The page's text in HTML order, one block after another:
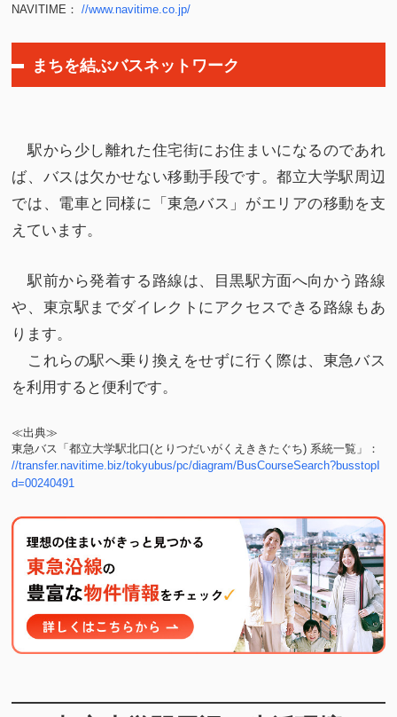
NAVITIME：//www.navitime.co.jp/
まちを結ぶバスネットワーク
駅から少し離れた住宅街にお住まいになるのであれ
ば、バスは欠かせない移動手段です。都立大学駅周辺
では、電車と同様に「東急バス」がエリアの移動を支
えています。
駅前から発着する路線は、目黒駅方面へ向かう路線
や、東京駅までダイレクトにアクセスできる路線もあ
ります。
これらの駅へ乗り換えをせずに行く際は、東急バス
を利用すると便利です。
≪出典≫
東急バス「都立大学駅北口(とりつだいがくえききたぐち) 系統一覧」：
//transfer.navitime.biz/tokyubus/pc/diagram/BusCourseSearch?busstopI
d=00240491